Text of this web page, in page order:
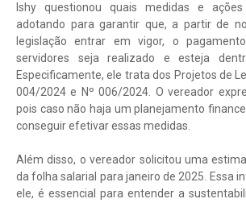
Ishy questionou quais medidas e
adotando para garantir que, a partir de
legislação entrar em vigor, o
servidores seja realizado e esteja
Especificamente, ele trata dos Projetos de
004/2024 e Nº 006/2024. O vereador
pois caso não haja um planejamento
conseguir efetivar essas medidas.
Além disso, o vereador solicitou uma
da folha salarial para janeiro de 2025. Essa
ele, é essencial para entender a